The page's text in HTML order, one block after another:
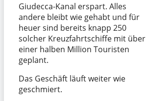
Giudecca-Kanal erspart. Alles
andere bleibt wie gehabt und für
heuer sind bereits knapp 250
solcher Kreuzfahrtschiffe mit über
einer halben Million Touristen
geplant.
Das Geschäft läuft weiter wie
geschmiert.